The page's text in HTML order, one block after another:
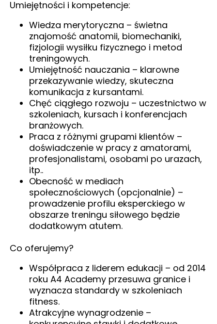
Umiejętności i kompetencje:
Wiedza merytoryczna – świetna
znajomość anatomii, biomechaniki,
fizjologii wysiłku fizycznego i metod
treningowych.
Umiejętność nauczania – klarowne
przekazywanie wiedzy, skuteczna
komunikacja z kursantami.
Chęć ciągłego rozwoju – uczestnictwo w
szkoleniach, kursach i konferencjach
branżowych.
Praca z różnymi grupami klientów –
doświadczenie w pracy z amatorami,
profesjonalistami, osobami po urazach,
itp..
Obecność w mediach
społecznościowych (opcjonalnie) –
prowadzenie profilu eksperckiego w
obszarze treningu siłowego będzie
dodatkowym atutem.
Co oferujemy?
Współpraca z liderem edukacji – od 2014
roku A4 Academy przesuwa granice i
wyznacza standardy w szkoleniach
fitness.
Atrakcyjne wynagrodzenie –